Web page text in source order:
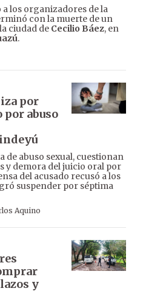
los organizadores de la
con la muerte de un
ciudad de Cecilio Báez, en
.
por
abuso
de abuso sexual, cuestionan
y demora del juicio oral por
del acusado recusó a los
suspender por séptima
Aquino
y